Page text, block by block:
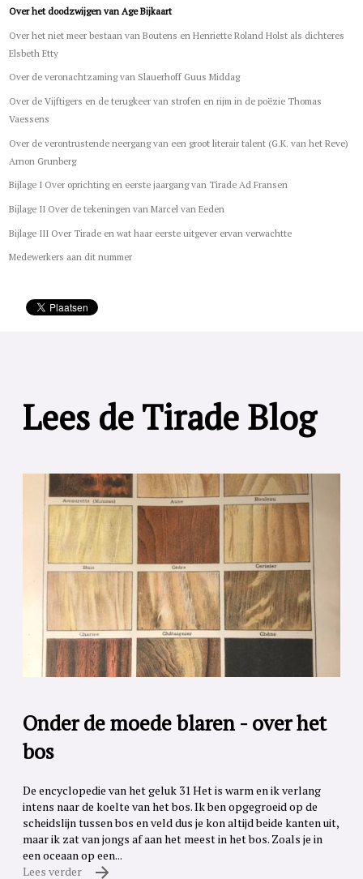
Over het doodzwijgen van Age Bijkaart
Over het niet meer bestaan van Boutens en Henriette Roland Holst als dichteres
Elsbeth Etty
Over de veronachtzaming van Slauerhoff Guus Middag
Over de Vijftigers en de terugkeer van strofen en rijm in de poëzie Thomas
Vaessens
Over de verontrustende neergang van een groot literair talent (G.K. van het Reve)
Arnon Grunberg
Bijlage I Over oprichting en eerste jaargang van Tirade Ad Fransen
Bijlage II Over de tekeningen van Marcel van Eeden
Bijlage III Over Tirade en wat haar eerste uitgever ervan verwachtte
Medewerkers aan dit nummer
Lees de Tirade Blog
Onder de moede blaren - over het
bos
De encyclopedie van het geluk 31 Het is warm en ik verlang
intens naar de koelte van het bos. Ik ben opgegroeid op de
scheidslijn tussen bos en veld dus je kon altijd beide kanten uit,
maar ik zat van jongs af aan het meest in het bos. Zoals je in
een oceaan op een...
Lees verder